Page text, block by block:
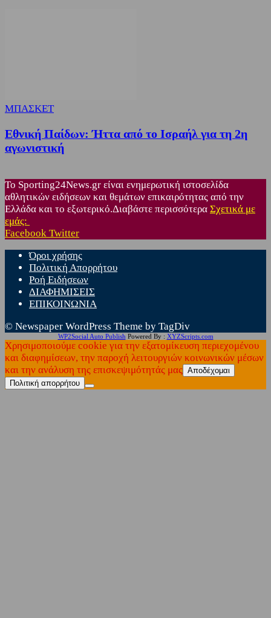
ΜΠΑΣΚΕΤ
Εθνική Παίδων: Ήττα από το Ισραήλ για τη 2η
αγωνιστική
Το Sporting24News.gr είναι ενημερωτική ιστοσελίδα
αθλητικών ειδήσεων και θεμάτων επικαιρότητας από την
Ελλάδα και το εξωτερικό.Διαβάστε περισσότερα Σχετικά με
εμάς:
Facebook Twitter
Όροι χρήσης
Πολιτική Απορρήτου
Ροή Ειδήσεων
ΔΙΑΦΗΜΙΣΕΙΣ
ΕΠΙΚΟΙΝΩΝΙΑ
© Newspaper WordPress Theme by TagDiv
WP2Social Auto Publish Powered By : XYZScripts.com
Χρησιμοποιούμε cookie για την εξατομίκευση περιεχομένου
και διαφημίσεων, την παροχή λειτουργιών κοινωνικών μέσων
και την ανάλυση της επισκεψιμότητάς μας Αποδέχομαι
Πολιτική απορρήτου